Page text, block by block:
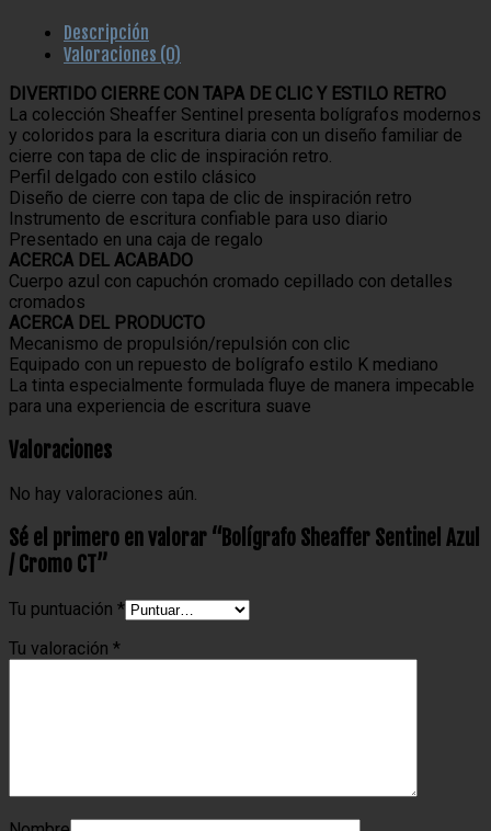
Descripción
Valoraciones (0)
DIVERTIDO CIERRE CON TAPA DE CLIC Y ESTILO RETRO
La colección Sheaffer Sentinel presenta bolígrafos modernos
y coloridos para la escritura diaria con un diseño familiar de
cierre con tapa de clic de inspiración retro.
Perfil delgado con estilo clásico
Diseño de cierre con tapa de clic de inspiración retro
Instrumento de escritura confiable para uso diario
Presentado en una caja de regalo
ACERCA DEL ACABADO
Cuerpo azul con capuchón cromado cepillado con detalles
cromados
ACERCA DEL PRODUCTO
Mecanismo de propulsión/repulsión con clic
Equipado con un repuesto de bolígrafo estilo K mediano
La tinta especialmente formulada fluye de manera impecable
para una experiencia de escritura suave
Valoraciones
No hay valoraciones aún.
Sé el primero en valorar “Bolígrafo Sheaffer Sentinel Azul
/ Cromo CT”
Tu puntuación *
Tu valoración *